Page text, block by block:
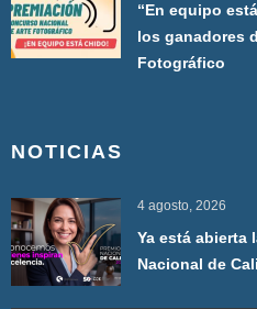
“En equipo
los ganadores
Fotográfico
NOTICIAS
4 agosto, 2026
Ya está abierta
Nacional de